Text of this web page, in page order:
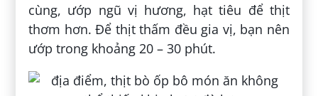
cùng, ướp ngũ vị hương, hạt tiêu để thịt
thơm hơn. Để thịt thấm đều gia vị, bạn nên
ướp trong khoảng 20 – 30 phút.